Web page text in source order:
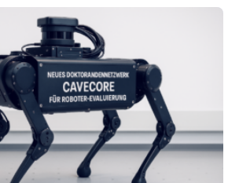
vor
Herkömmliche Silizium-
an ihre Grenzen: Sie verbrauchen
und Verarbeitungseinheiten
getrennt und die Datenübertragung
Anwendungen aus. Da KI-Modelle
und riesige Datenmengen
steigt der Bedarf an neuen
Neben Quantencomputern